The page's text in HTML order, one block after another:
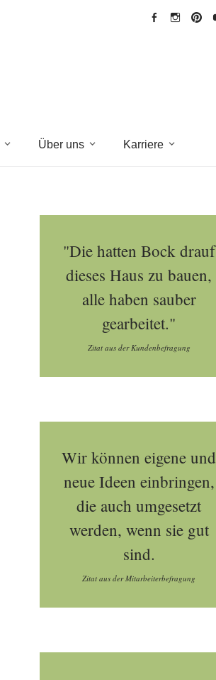
Über uns Karriere
"Die hatten Bock drauf
dieses Haus zu bauen,
alle haben sauber
gearbeitet."
Zitat aus der Kundenbefragung
Wir können eigene und
neue Ideen einbringen,
die auch umgesetzt
werden, wenn sie gut
sind.
Zitat aus der Mitarbeiterbefragung